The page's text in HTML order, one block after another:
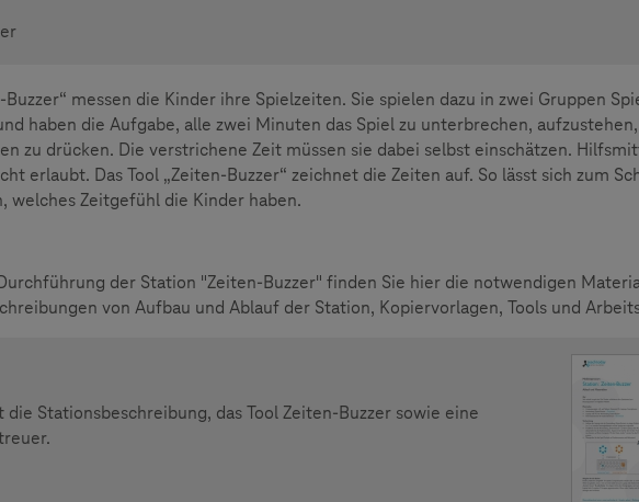
messen die Kinder ihre Spielzeiten. Sie spielen dazu in zwei Gruppen
haben die Aufgabe, alle zwei Minuten das Spiel zu unterbrechen,
zu drücken. Die verstrichene Zeit müssen sie dabei selbst einschätzen.
erlaubt. Das Tool „Zeiten-Buzzer“ zeichnet die Zeiten auf. So lässt sich zum
welches Zeitgefühl die Kinder haben.
der Station "Zeiten-Buzzer" finden Sie hier die notwendigen
von Aufbau und Ablauf der Station, Kopiervorlagen, Tools und
Stationsbeschreibung, das Tool Zeiten-Buzzer sowie eine